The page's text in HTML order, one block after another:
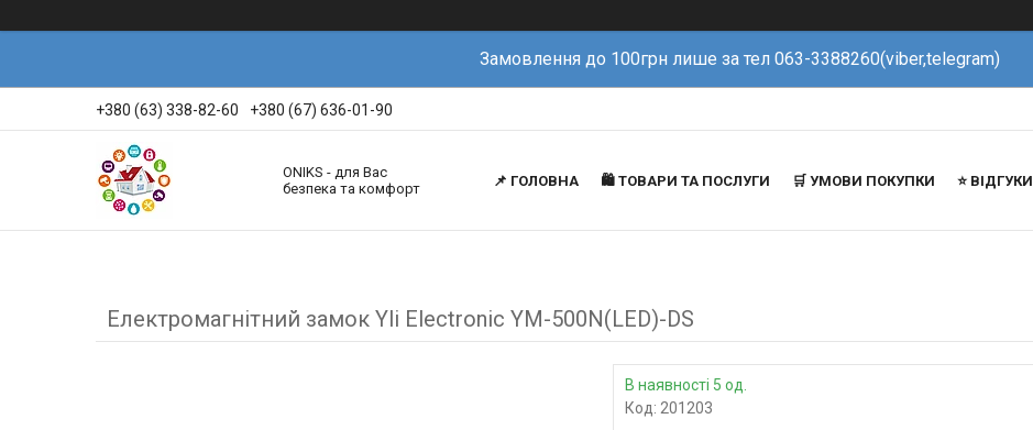
Замовлення до 100грн лише за тел 063-3388260(viber,telegram)
+380 (63) 338-82-60 +380 (67) 636-01-90
ONIKS - для Вас
безпека та комфорт
📌 ГОЛОВНА 🛍️ ТОВАРИ ТА ПОСЛУГИ 🛒 УМОВИ ПОКУПКИ ⭐️ ВІДГУКИ
Електромагнітний замок Yli Electronic YM-500N(LED)-DS
В наявності 5 од.
Код: 201203